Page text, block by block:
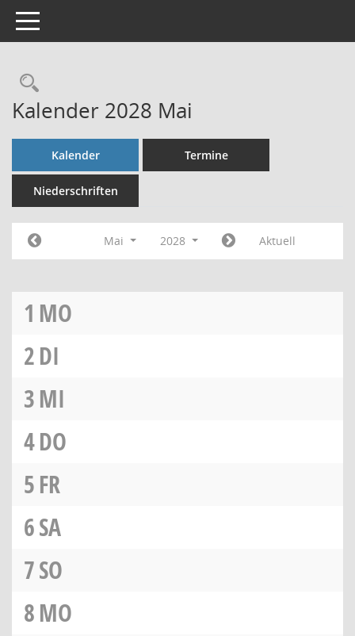
Toggle navigation
Rechercheauswahl
Kalender 2028 Mai
Kalender Termine
Niederschriften
Mai 2028 Aktuell
1 MO
2DI
3MI
4DO
5FR
6SA
7SO
8MO